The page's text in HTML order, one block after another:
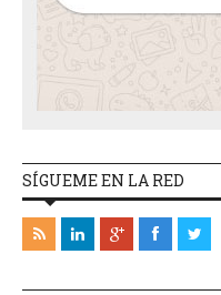
SÍGUEME EN LA RED